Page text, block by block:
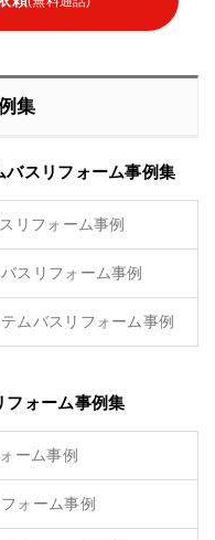
集
バスリフォーム事例集
リフォーム事例
スリフォーム事例
ムバスリフォーム事例
フォーム事例集
ーム事例
ォーム事例